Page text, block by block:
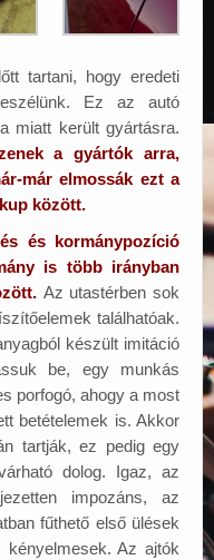
tartani, hogy eredeti
Ez az autó
miatt került gyártásra.
a gyártók arra,
már elmossák ezt a
között.
és kormánypozíció
is több irányban
Az utastérben sok
találhatóak.
készült imitáció
be, egy munkás
porfogó, ahogy a most
betételemek is. Akkor
tartják, ez pedig egy
dolog. Igaz, az
impozáns, az
fűthető első ülések
Az ajtók